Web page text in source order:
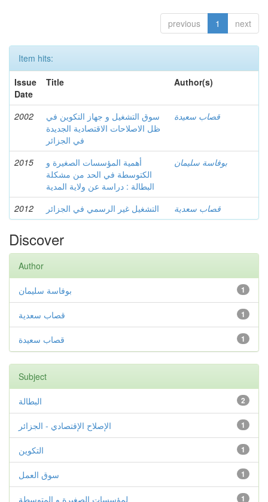
previous 1 next
Item hits:
Issue
Date
Title Author(s)
2002
سوق التشغيل و جهاز التكوين في
ظل الاصلاحات الاقتصادية الجديدة
في الجزائر
قصاب سعيدة
2015
أهمية المؤسسات الصغيرة و
الكتوسطة في الحد من مشكلة
البطالة : دراسة عن ولاية المدية
بوفاسة سليمان
2012 التشغيل غير الرسمي في الجزائر قصاب سعدية
Discover
Author
1 بوفاسة سليمان
1 قصاب سعدية
1 قصاب سعيدة
Subject
2 البطالة
1 الإصلاح الإقتصادي - الجزائر
1 التكوين
1 سوق العمل
1 لمؤسسات الصغيرة و المتوسطة